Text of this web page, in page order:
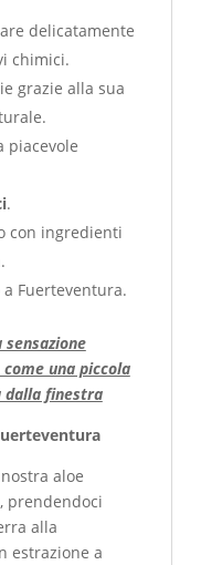
delicatamente
chimici.
grazie alla sua
piacevole
.
con ingredienti
Fuerteventura.
sensazione
una piccola
dalla finestra
aloe
prendendoci
alla
estrazione a